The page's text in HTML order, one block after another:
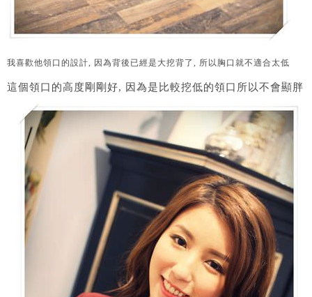
我喜歡他領口的設計, 因為背後已經是大挖背了, 所以胸口就不適合太低
這個領口的高度剛剛好, 因為是比較挖低的領口所以不會顯胖